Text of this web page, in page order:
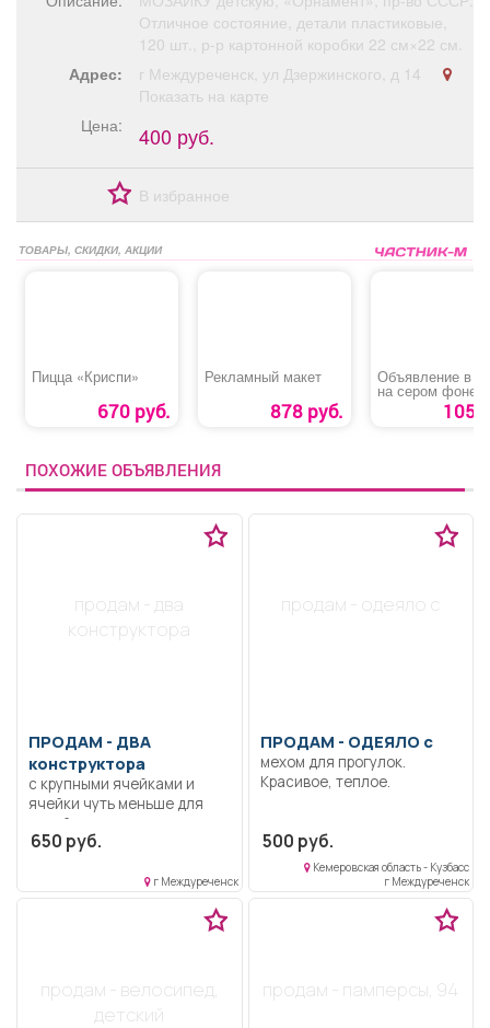
Афиша Обучение Проекты
Поздравления
ТВ программа Я - пенсионер
Отличное состояние, детали пластиковые,
120 шт., р-р картонной коробки 22 см×22 см.
Адрес:
г Междуреченск, ул Дзержинского, д 14
Показать на карте
Цена:
400 руб.
В избранное
ТОВАРЫ, СКИДКИ, АКЦИИ
Пицца «Криспи»
670 руб.
Рекламный макет
878 руб.
Объявление в
на сером фоне
105
ПОХОЖИЕ ОБЪЯВЛЕНИЯ
продам - два
конструктора
ПРОДАМ - ДВА
конструктора
с крупными ячейками и
ячейки чуть меньше для
детей, есть в нем
пластмассовая железная
большая коробка.
650 руб.
г Междуреченск
продам - одеяло с
ПРОДАМ - ОДЕЯЛО с
мехом для прогулок.
Красивое, теплое.
500 руб.
Кемеровская область - Кузбасс
г Междуреченск
продам - велосипед,
детский
продам - памперсы, 94